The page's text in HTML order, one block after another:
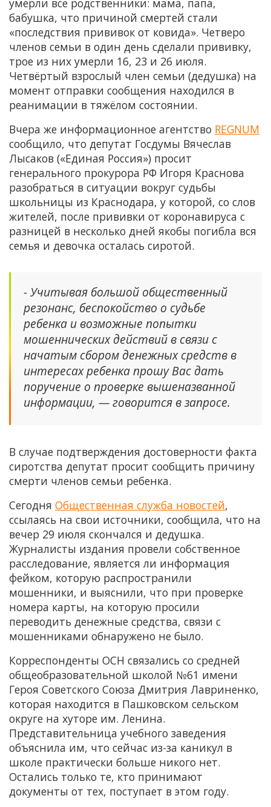
бабушка, что причиной смертей стали
«последствия прививок от ковида». Четверо
членов семьи в один день сделали прививку,
трое из них умерли 16, 23 и 26 июля.
Четвёртый взрослый член семьи (дедушка) на
момент отправки сообщения находился в
реанимации в тяжёлом состоянии.
Вчера же информационное агентство REGNUM
сообщило, что депутат Госдумы Вячеслав
Лысаков («Единая Россия») просит
генерального прокурора РФ Игоря Краснова
разобраться в ситуации вокруг судьбы
школьницы из Краснодара, у которой, со слов
жителей, после прививки от коронавируса с
разницей в несколько дней якобы погибла вся
семья и девочка осталась сиротой.
- Учитывая большой общественный
резонанс, беспокойство о судьбе
ребенка и возможные попытки
мошеннических действий в связи с
начатым сбором денежных средств в
интересах ребенка прошу Вас дать
поручение о проверке вышеназванной
информации, — говорится в запросе.
В случае подтверждения достоверности факта
сиротства депутат просит сообщить причину
смерти членов семьи ребенка.
Сегодня Общественная служба новостей,
ссылаясь на свои источники, сообщила, что на
вечер 29 июля скончался и дедушка.
Журналисты издания провели собственное
расследование, является ли информация
фейком, которую распространили
мошенники, и выяснили, что при проверке
номера карты, на которую просили
переводить денежные средства, связи с
мошенниками обнаружено не было.
Корреспонденты ОСН связались со средней
общеобразовательной школой №61 имени
Героя Советского Союза Дмитрия Лавриненко,
которая находится в Пашковском сельском
округе на хуторе им. Ленина.
Представительница учебного заведения
объяснила им, что сейчас из-за каникул в
школе практически больше никого нет.
Остались только те, кто принимают
документы от тех, поступает в этом году.